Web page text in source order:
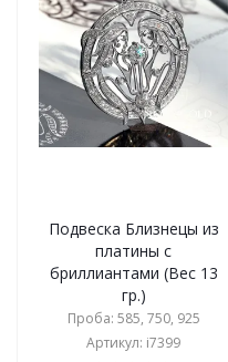
Подвеска Близнецы из
платины с
бриллиантами (Вес 13
гр.)
Проба: 585, 750, 925
Артикул: i7399